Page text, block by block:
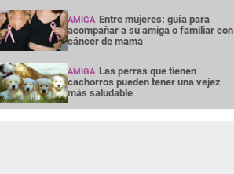
AMIGA Entre mujeres: guía para
acompañar a su amiga o familiar con
cáncer de mama
AMIGA Las perras que tienen
cachorros pueden tener una vejez
más saludable